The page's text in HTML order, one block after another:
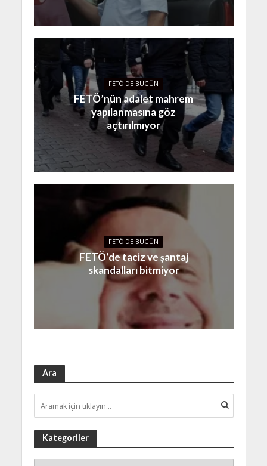
FETÖ'DE BUGÜN
FETÖ’nün adalet mahrem
yapılanmasına göz
açtırılmıyor
FETÖ'DE BUGÜN
FETÖ’de taciz ve şantaj
skandalları bitmiyor
Ara
Kategoriler